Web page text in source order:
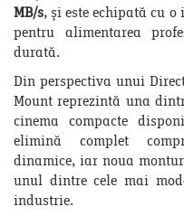
MB/s, și este echipată cu
pentru alimentarea
durată.
Din perspectiva unui
Mount reprezintă una
cinema compacte
elimină complet
dinamice, iar noua
unul dintre cele mai
industrie.